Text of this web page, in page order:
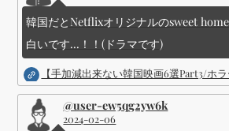
韓国だとNetflixオリジナルのsweet
白いです...！！(ドラマです)
【手加減出来ない韓国映画6選Part3/ホ
@user-ew5qg2yw6k
2024-02-06